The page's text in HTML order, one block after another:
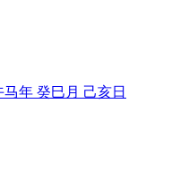
年 癸巳月 己亥日